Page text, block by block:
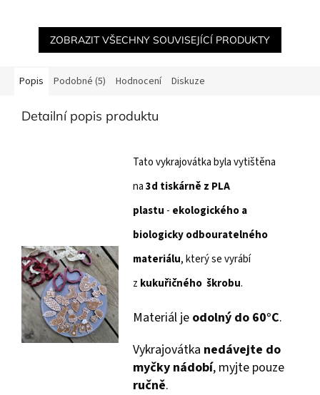
ZOBRAZIT VŠECHNY SOUVISEJÍCÍ PRODUKTY
Popis Podobné (5) Hodnocení Diskuze
Detailní popis produktu
Tato vykrajovátka byla vytištěna
na3d tiskárně z PLA
plastu - ekologického a
biologicky odbouratelného
materiálu, který se vyrábí
z kukuřičného škrobu.
Materiál je odolný do 60°C.
Vykrajovátka nedávejte do
myčky nádobí, myjte pouze
ručně.